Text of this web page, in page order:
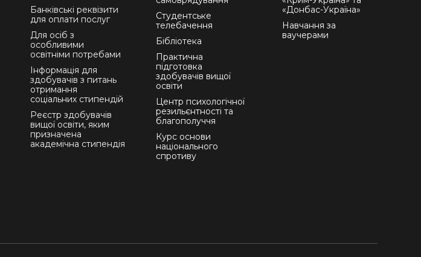
Банківські реквізити
для оплати послуг
Для осіб з
особливими
освітніми потребами
Інформація для
здобувачів з питань
отримання
соціальних стипендій
Реєстр здобувачів
вищої освіти, яким
призначена
академічна стипендія
Студентське
телебачення
Бібліотека
Практична
підготовка
здобувачів вищої
освіти
Центр психологічної
резильєнтності та
благополуччя
Курс основи
національного
спротиву
«Донбас-Україна»
Навчання за
ваучерами